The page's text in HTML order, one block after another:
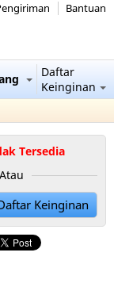
Bantuan
Daftar
Keinginan
Tersedia
Atau
Keinginan